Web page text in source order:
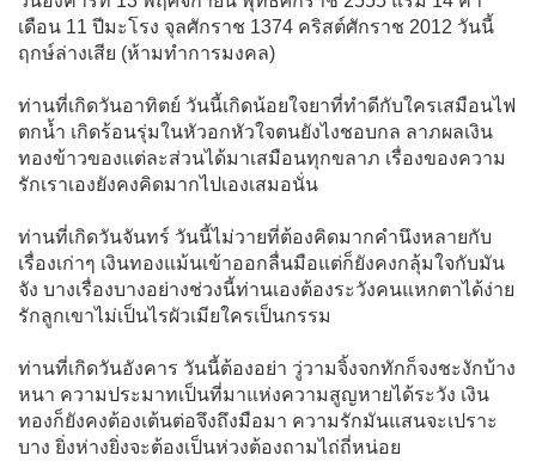
เดือน 11 ปีมะโรง จุลศักราช 1374 คริสต์ศักราช 2012 วันนี้
ฤกษ์ล่างเสีย (ห้ามทำการมงคล)
ท่านที่เกิดวันอาทิตย์ วันนี้เกิดน้อยใจยาที่ทำดีกับใครเสมือนไฟ
ตกน้ำ เกิดร้อนรุ่มในหัวอกหัวใจตนยังไงชอบกล ลาภผลเงิน
ทองข้าวของแต่ละส่วนได้มาเสมือนทุกขลาภ เรื่องของความ
รักเราเองยังคงคิดมากไปเองเสมอนั่น
ท่านที่เกิดวันจันทร์ วันนี้ไม่วายที่ต้องคิดมากคำนึงหลายกับ
เรื่องเก่าๆ เงินทองแม้นเข้าออกลื่นมือแต่ก็ยังคงกลุ้มใจกับมัน
จัง บางเรื่องบางอย่างช่วงนี้ท่านเองต้องระวังคนแหกตาได้ง่าย
รักลูกเขาไม่เป็นไรผัวเมียใครเป็นกรรม
ท่านที่เกิดวันอังคาร วันนี้ต้องอย่า วู่วามจิ้งจกทักก็จงชะงักบ้าง
หนา ความประมาทเป็นที่มาแห่งความสูญหายได้ระวัง เงิน
ทองก็ยังคงต้องเต้นต่อจึงถึงมือมา ความรักมันแสนจะเปราะ
บาง ยิ่งห่างยิ่งจะต้องเป็นห่วงต้องถามไถ่ถี่หน่อย